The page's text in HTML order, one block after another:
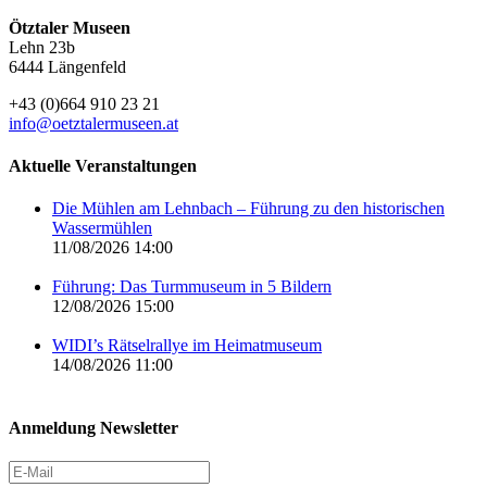
Ötztaler Museen
Lehn 23b
6444 Längenfeld
+43 (0)664 910 23 21
info@oetztalermuseen.at
Aktuelle Veranstaltungen
Die Mühlen am Lehnbach – Führung zu den historischen
Wassermühlen
11/08/2026 14:00
Führung: Das Turmmuseum in 5 Bildern
12/08/2026 15:00
WIDI’s Rätselrallye im Heimatmuseum
14/08/2026 11:00
Anmeldung Newsletter